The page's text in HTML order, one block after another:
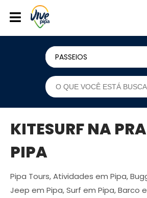
PASSEIOS
KITESURF NA
PIPA
Pipa Tours, Atividades em Pipa,
Jeep em Pipa, Surf em Pipa, Barco